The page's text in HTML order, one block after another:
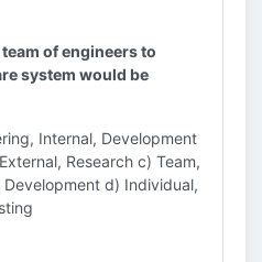
of engineers to
system would be
Internal, Development
Research c) Team,
Development d) Individual,